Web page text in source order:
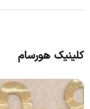
کلینیک هورسام